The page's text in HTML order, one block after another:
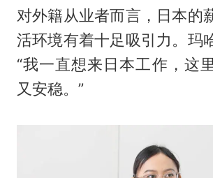
对外籍从业者而言，日本的
活环境有着十足吸引力。玛
“我一直想来日本工作，这
又安稳。”